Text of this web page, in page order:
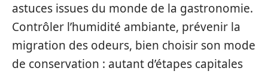
astuces issues du monde de la gastronomie.
Contrôler l’humidité ambiante, prévenir la
migration des odeurs, bien choisir son mode
de conservation : autant d’étapes capitales